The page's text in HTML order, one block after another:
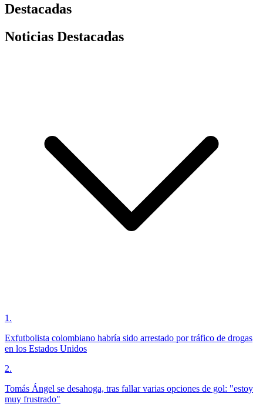
Destacadas
Noticias Destacadas
1 .
Exfutbolista colombiano habría sido arrestado por tráfico de drogas
en los Estados Unidos
2.
Tomás Ángel se desahoga, tras fallar varias opciones de gol: "estoy
muy frustrado"